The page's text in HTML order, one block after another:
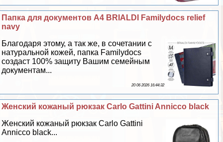
Папка для документов А4 BRIALDI Familydocs relief
navy
Благодаря этому, а так же, в сочетании с
натуральной кожей, папка Familydocs
создаст 100% защиту Вашим семейным
документам...
20 06 2026 16:44:32
Женский кожаный рюкзак Carlo Gattini Annicco black
Женский кожаный рюкзак Carlo Gattini
Annicco black...